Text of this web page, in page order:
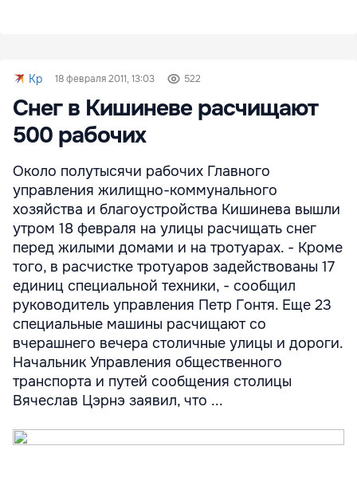
Kp 18 февраля 2011, 13:03 522
Снег в Кишиневе расчищают
500 рабочих
Около полутысячи рабочих Главного
управления жилищно-коммунального
хозяйства и благоустройства Кишинева вышли
утром 18 февраля на улицы расчищать снег
перед жилыми домами и на тротуарах. - Кроме
того, в расчистке тротуаров задействованы 17
единиц специальной техники, - сообщил
руководитель управления Петр Гонтя. Еще 23
специальные машины расчищают со
вчерашнего вечера столичные улицы и дороги.
Начальник Управления общественного
транспорта и путей сообщения столицы
Вячеслав Цэрнэ заявил, что ...